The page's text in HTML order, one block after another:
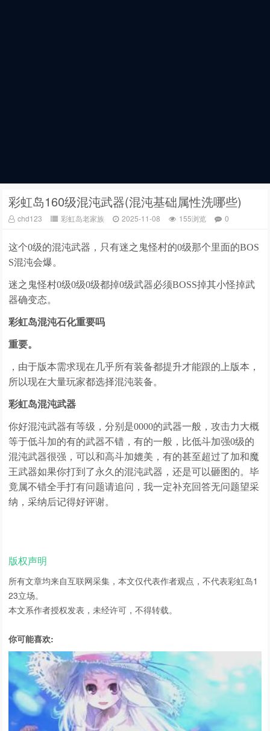
彩虹岛160级混沌武器(混沌基础属性洗哪些)
chd123 彩虹岛老家族 2025-11-08 155浏览 0
这个0级的混沌武器，只有迷之鬼怪村的0级那个里面的BOS
S混沌会爆。
迷之鬼怪村0级0级0级都掉0级武器必须BOSS掉其小怪掉武
器确变态。
彩虹岛混沌石化重要吗
重要。
，由于版本需求现在几乎所有装备都提升才能跟的上版本，
所以现在大量玩家都选择混沌装备。
彩虹岛混沌武器
你好混沌武器有等级，分别是0000的武器一般，攻击力大概
等于低斗加的有的武器不错，有的一般，比低斗加强0级的
混沌武器很强，可以和高斗加媲美，有的甚至超过了加和魔
王武器如果你打到了永久的混沌武器，还是可以砸图的。毕
竟属不错全手打有问题请追问，我一定补充回答无问题望采
纳，采纳后记得好评谢。
版权声明
所有文章均来自互联网采集，本文仅代表作者观点，不代表彩虹岛1
23立场。
本文系作者授权发表，未经许可，不得转载。
你可能喜欢: